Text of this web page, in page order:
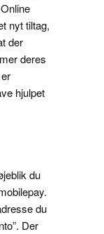
nyt tiltag,
der
deres
hjulpet
du
du
Der